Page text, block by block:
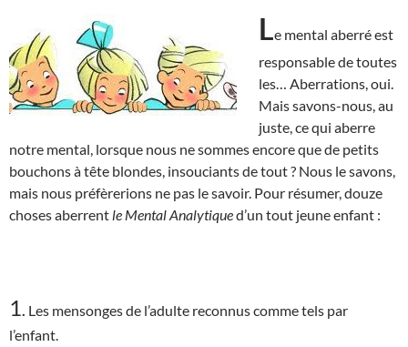
Le mental aberré est
responsable de toutes
les… Aberrations, oui.
Mais savons-nous, au
juste, ce qui aberre
notre mental, lorsque nous ne sommes encore que de petits
bouchons à tête blondes, insouciants de tout ? Nous le savons,
mais nous préfèrerions ne pas le savoir. Pour résumer, douze
choses aberrent le Mental Analytiqued’un tout jeune enfant :
1
Les mensonges de l’adulte reconnus comme tels par
l’enfant.